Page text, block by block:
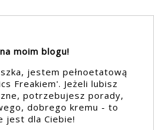
moim blogu!
jestem pełnoetatową
Freakiem'. Jeżeli lubisz
potrzebujesz porady,
dobrego kremu - to
jest dla Ciebie!